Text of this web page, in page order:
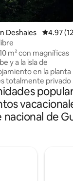
Deshaies
4.97
m² con magníficas
y a la isla de
en la planta
totalmente privado
2 de los
gran baño. El tercer
con un baño
de
el precio.
nacional de